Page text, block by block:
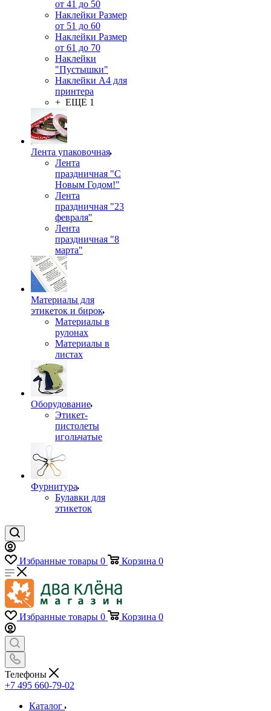
от 41 до 50
Наклейки Размер
от 51 до 60
Наклейки Размер
от 61 до 70
Наклейки
"Пустышки"
Наклейки А4 для
принтера
+ ЕЩЕ 1
Лента упаковочная
Лента
праздничная "С
Новым Годом!"
Лента
праздничная "23
февраля"
Лента
праздничная "8
марта"
Материалы для
этикеток и бирок
Материалы в
рулонах
Материалы в
листах
Оборудование
Этикет-
пистолеты
игольчатые
Фурнитура
Булавки для
этикеток
Избранные товары 0 Корзина 0
Избранные товары 0 Корзина 0
Телефоны
+7 495 660-79-02
Каталог